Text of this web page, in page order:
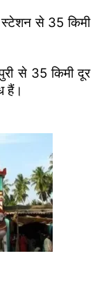
से 35 किमी
से 35 किमी दूर
हैं।